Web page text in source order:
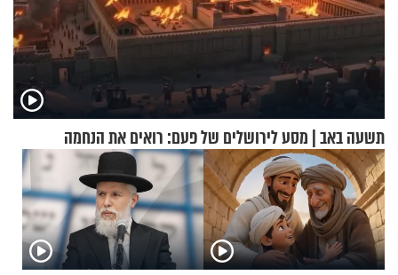
תשעה באב | מסע לירושלים של פעם: רואים את הנחמה